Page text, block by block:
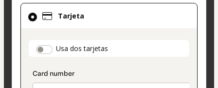
Tarjeta
payment_data.section_title_v2
Usa dos tarjetas
El
método
seleccionado
Tarjeta